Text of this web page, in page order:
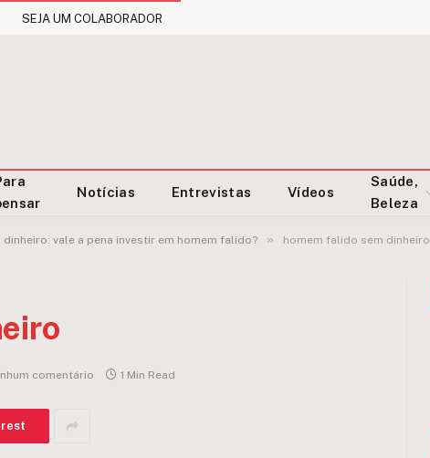
SEJA UM COLABORADOR
Notícias Entrevistas Vídeos
Saúde,
Beleza
vale a pena investir em homem falido? » homem falido sem dinheiro
comentário 1 Min Read